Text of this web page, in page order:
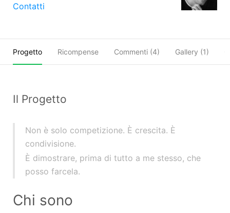
Contatti
Progetto Ricompense Commenti (4) Gallery (1)
Il Progetto
Non è solo competizione. È crescita. È
condivisione.
È dimostrare, prima di tutto a me stesso, che
posso farcela.
Chi sono